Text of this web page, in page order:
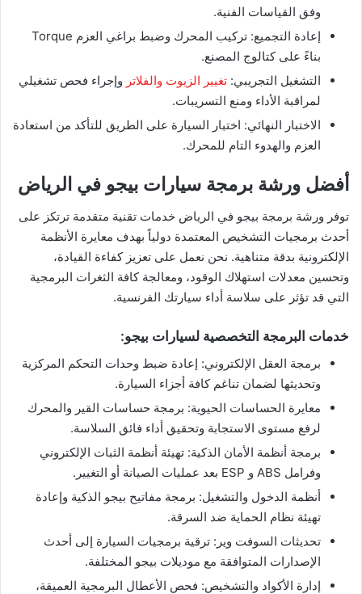
وفق القياسات الفنية.
إعادة التجميع: تركيب المحرك وضبط براغي العزم Torque
بناءً على كتالوج المصنع.
التشغيل التجريبي: تغيير الزيوت والفلاتر وإجراء فحص تشغيلي
لمراقبة الأداء ومنع التسريبات.
الاختبار النهائي: اختبار السيارة على الطريق للتأكد من استعادة
العزم والهدوء التام للمحرك.
أفضل ورشة برمجة سيارات بيجو في الرياض
توفر ورشة برمجة بيجو في الرياض خدمات تقنية متقدمة ترتكز على
أحدث برمجيات التشخيص المعتمدة دولياً بهدف معايرة الأنظمة
الإلكترونية بدقة متناهية. نحن نعمل على تعزيز كفاءة القيادة،
وتحسين معدلات استهلاك الوقود، ومعالجة كافة الثغرات البرمجية
التي قد تؤثر على سلاسة أداء سيارتك الفرنسية.
خدمات البرمجة التخصصية لسيارات بيجو:
برمجة العقل الإلكتروني: إعادة ضبط وحدات التحكم المركزية
وتحديثها لضمان تناغم كافة أجزاء السيارة.
معايرة الحساسات الحيوية: برمجة حساسات القير والمحرك
لرفع مستوى الاستجابة وتحقيق أداء فائق السلاسة.
برمجة أنظمة الأمان الذكية: تهيئة أنظمة الثبات الإلكتروني
وفرامل ABS و ESP بعد عمليات الصيانة أو التغيير.
أنظمة الدخول والتشغيل: برمجة مفاتيح بيجو الذكية وإعادة
تهيئة نظام الحماية ضد السرقة.
تحديثات السوفت وير: ترقية برمجيات السيارة إلى أحدث
الإصدارات المتوافقة مع موديلات بيجو المختلفة.
إدارة الأكواد والتشخيص: فحص الأعطال البرمجية العميقة،